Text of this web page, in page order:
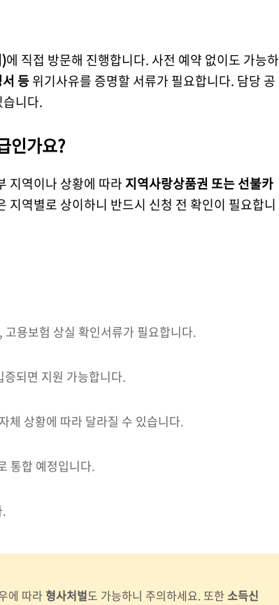
에 직접 방문해 진행합니다. 사전 예약 없이도 가능하
등위기사유를 증명할 서류가 필요합니다. 담당 공
니다.
인가요?
지역이나 상황에 따라 지역사랑상품권 또는 선불카
지역별로 상이하니 반드시 신청 전 확인이 필요합니
용보험 상실 확인서류가 필요합니다.
되면 지원 가능합니다.
체 상황에 따라 달라질 수 있습니다.
통합 예정입니다.
.
에 따라 형사처벌도 가능하니 주의하세요. 또한 소득신